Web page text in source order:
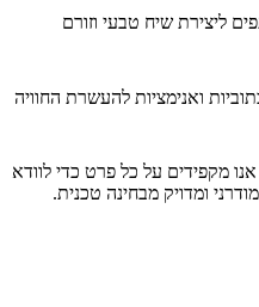
ליצירת שיח טבעי וזורם
ואנימציות להעשרת החוויה
מקפידים על כל פרט כדי לוודא
ומדויק מבחינה טכנית.